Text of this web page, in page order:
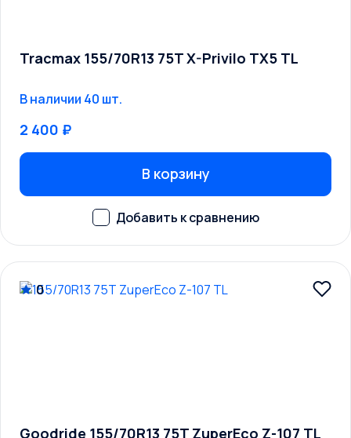
Tracmax 155/70R13 75T X-Privilo TX5 TL
В наличии 40 шт.
2 400 ₽
В корзину
0
Goodride 155/70R13 75T ZuperEco Z-107 TL